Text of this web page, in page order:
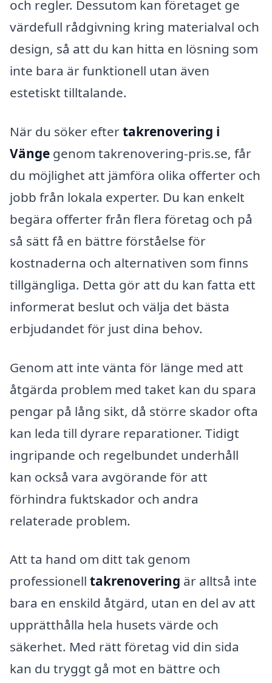
och regler. Dessutom kan företaget ge
värdefull rådgivning kring materialval och
design, så att du kan hitta en lösning som
inte bara är funktionell utan även
estetiskt tilltalande.
När du söker eftertakrenovering i
Vänge genom takrenovering-pris.se, får
du möjlighet att jämföra olika offerter och
jobb från lokala experter. Du kan enkelt
begära offerter från flera företag och på
så sätt få en bättre förståelse för
kostnaderna och alternativen som finns
tillgängliga. Detta gör att du kan fatta ett
informerat beslut och välja det bästa
erbjudandet för just dina behov.
Genom att inte vänta för länge med att
åtgärda problem med taket kan du spara
pengar på lång sikt, då större skador ofta
kan leda till dyrare reparationer. Tidigt
ingripande och regelbundet underhåll
kan också vara avgörande för att
förhindra fuktskador och andra
relaterade problem.
Att ta hand om ditt tak genom
professionell takrenovering är alltså inte
bara en enskild åtgärd, utan en del av att
upprätthålla hela husets värde och
säkerhet. Med rätt företag vid din sida
kan du tryggt gå mot en bättre och